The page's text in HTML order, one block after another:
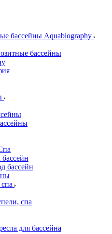
бассейны Aquabiography
бассейны
бассейн
спа
для бассейна